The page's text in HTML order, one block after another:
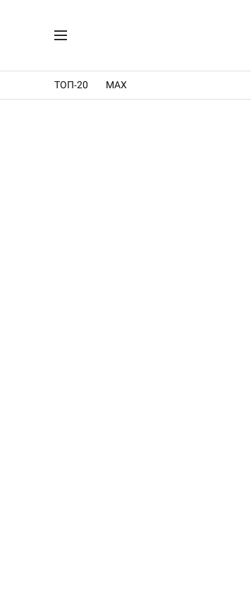
ТОП-20 MAX